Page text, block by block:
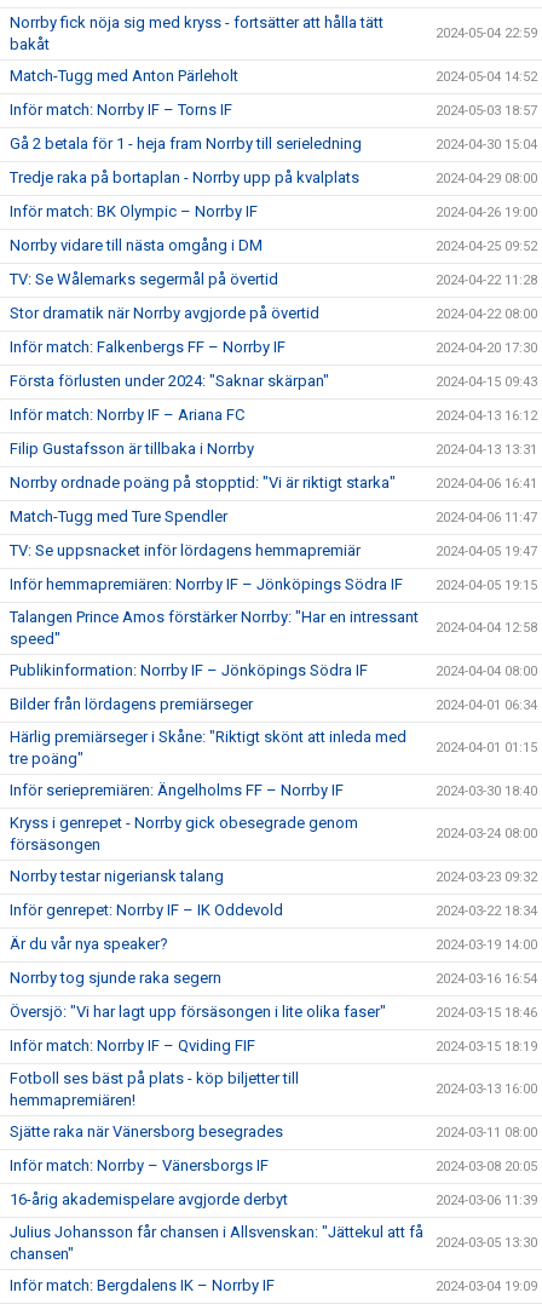
Norrby fick nöja sig med kryss - fortsätter att hålla tätt
bakåt
2024-05-04 22:59
Match-Tugg med Anton Pärleholt 2024-05-04 14:52
Inför match: Norrby IF – Torns IF 2024-05-03 18:57
Gå 2 betala för 1 - heja fram Norrby till serieledning 2024-04-30 15:04
Tredje raka på bortaplan - Norrby upp på kvalplats 2024-04-29 08:00
Inför match: BK Olympic – Norrby IF 2024-04-26 19:00
Norrby vidare till nästa omgång i DM 2024-04-25 09:52
TV: Se Wålemarks segermål på övertid 2024-04-22 11:28
Stor dramatik när Norrby avgjorde på övertid 2024-04-22 08:00
Inför match: Falkenbergs FF – Norrby IF 2024-04-20 17:30
Första förlusten under 2024: "Saknar skärpan" 2024-04-15 09:43
Inför match: Norrby IF – Ariana FC 2024-04-13 16:12
Filip Gustafsson är tillbaka i Norrby 2024-04-13 13:31
Norrby ordnade poäng på stopptid: "Vi är riktigt starka" 2024-04-06 16:41
Match-Tugg med Ture Spendler 2024-04-06 11:47
TV: Se uppsnacket inför lördagens hemmapremiär 2024-04-05 19:47
Inför hemmapremiären: Norrby IF – Jönköpings Södra IF 2024-04-05 19:15
Talangen Prince Amos förstärker Norrby: "Har en intressant
speed"
2024-04-04 12:58
Publikinformation: Norrby IF – Jönköpings Södra IF 2024-04-04 08:00
Bilder från lördagens premiärseger 2024-04-01 06:34
Härlig premiärseger i Skåne: "Riktigt skönt att inleda med
tre poäng"
2024-04-01 01:15
Inför seriepremiären: Ängelholms FF – Norrby IF 2024-03-30 18:40
Kryss i genrepet - Norrby gick obesegrade genom
försäsongen
2024-03-24 08:00
Norrby testar nigeriansk talang 2024-03-23 09:32
Inför genrepet: Norrby IF – IK Oddevold 2024-03-22 18:34
Är du vår nya speaker? 2024-03-19 14:00
Norrby tog sjunde raka segern 2024-03-16 16:54
Översjö: "Vi har lagt upp försäsongen i lite olika faser" 2024-03-15 18:46
Inför match: Norrby IF – Qviding FIF 2024-03-15 18:19
Fotboll ses bäst på plats - köp biljetter till
hemmapremiären!
2024-03-13 16:00
Sjätte raka när Vänersborg besegrades 2024-03-11 08:00
Inför match: Norrby – Vänersborgs IF 2024-03-08 20:05
16-årig akademispelare avgjorde derbyt 2024-03-06 11:39
Julius Johansson får chansen i Allsvenskan: "Jättekul att få
chansen"
2024-03-05 13:30
Inför match: Bergdalens IK – Norrby IF 2024-03-04 19:09